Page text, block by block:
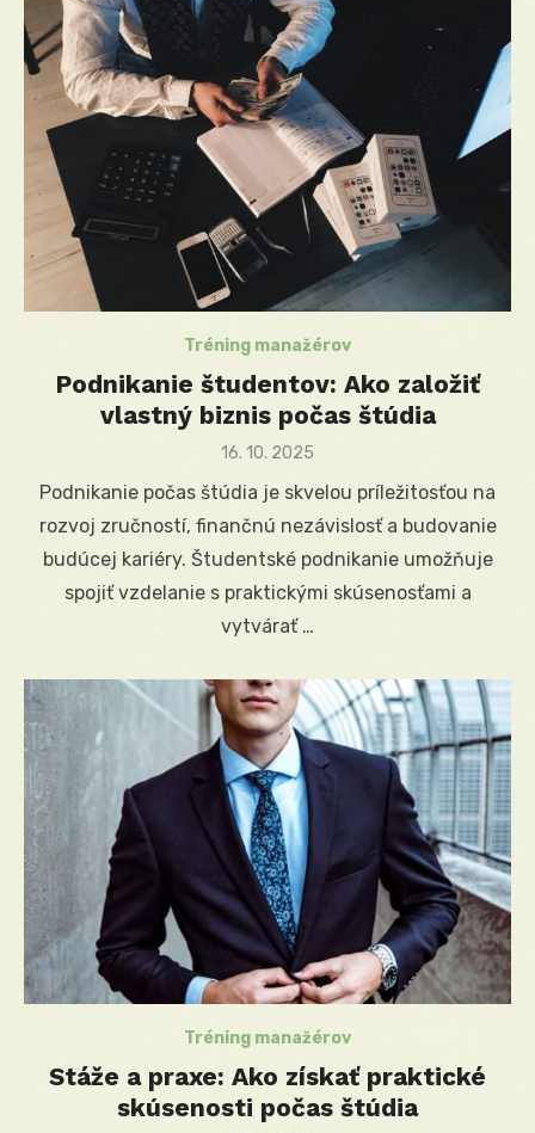
Tréning manažérov
Podnikanie študentov: Ako založiť
vlastný biznis počas štúdia
Posted
16. 10. 2025
Podnikanie počas štúdia je skvelou príležitosťou na
rozvoj zručností, finančnú nezávislosť a budovanie
budúcej kariéry. Študentské podnikanie umožňuje
spojiť vzdelanie s praktickými skúsenosťami a
vytvárať …
Tréning manažérov
Stáže a praxe: Ako získať praktické
skúsenosti počas štúdia